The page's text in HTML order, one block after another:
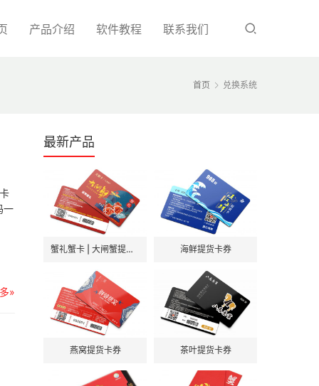
产品介绍 软件教程 联系我们
首页 兑换系统
一
»
最新产品
蟹礼蟹卡 | 大闸蟹提货卡券 海鲜提货卡券
燕窝提货卡券 茶叶提货卡券